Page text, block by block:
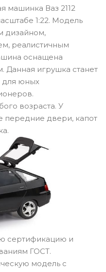
машинка Ваз 2112
1:22. Модель
дизайном,
реалистичным
оснащена
игрушка станет
для юных
возраста. У
передние двери, капот
сертификацию и
ГОСТ.
модель с